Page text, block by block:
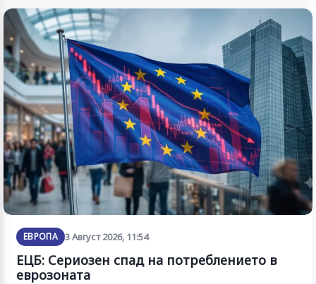
ЕВРОПА 3 Август 2026, 11:54
ЕЦБ: Сериозен спад на потреблението в
еврозоната